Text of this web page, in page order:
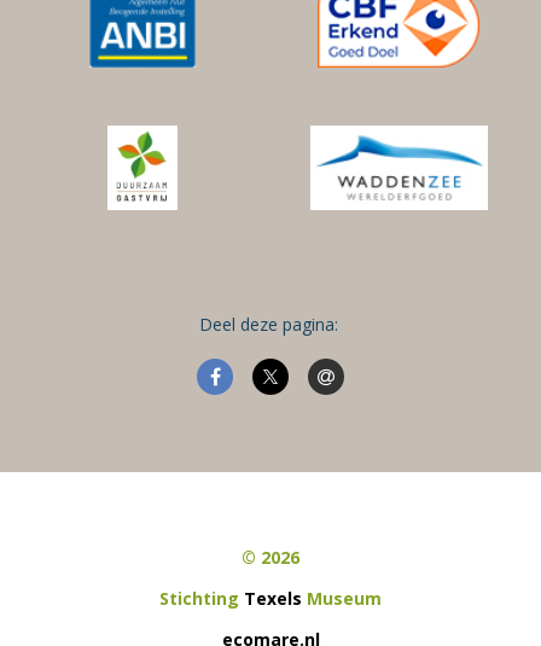
Deel deze pagina:
© 2026
Stichting Texels Museum
ecomare.nl